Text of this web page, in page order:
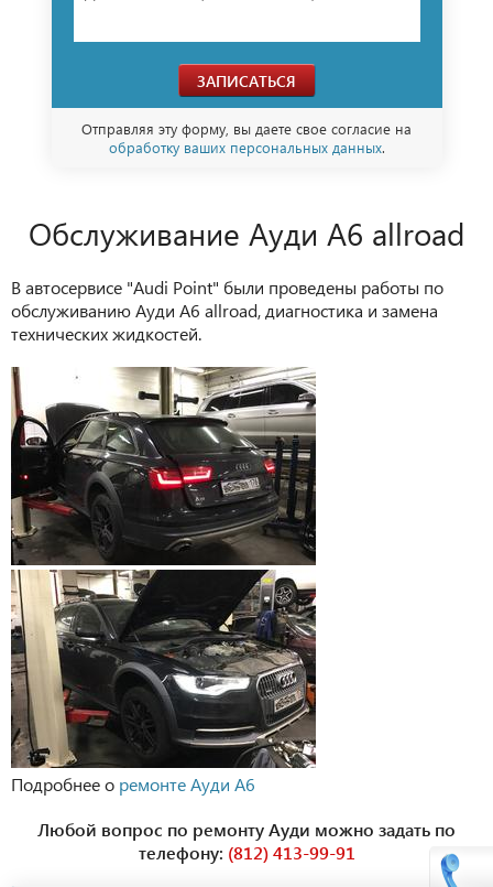
ЗАПИСАТЬСЯ
Отправляя эту форму, вы даете свое согласие на
обработку ваших персональных данных.
Обслуживание Ауди A6 allroad
В автосервисе "Audi Point" были проведены работы по
обслуживанию Ауди A6 allroad, диагностика и замена
технических жидкостей.
Подробнее о ремонте Ауди А6
Любой вопрос по ремонту Ауди можно задать по
телефону: (812) 413-99-91